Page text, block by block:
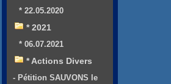
* 22.05.2020
* 2021
* 06.07.2021
* Actions Divers
- Pétition SAUVONS le